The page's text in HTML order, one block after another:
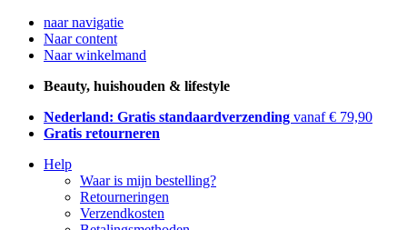
naar navigatie
Naar content
Naar winkelmand
Beauty, huishouden & lifestyle
Nederland: Gratis standaardverzending vanaf € 79,90
Gratis retourneren
Help
Waar is mijn bestelling?
Retourneringen
Verzendkosten